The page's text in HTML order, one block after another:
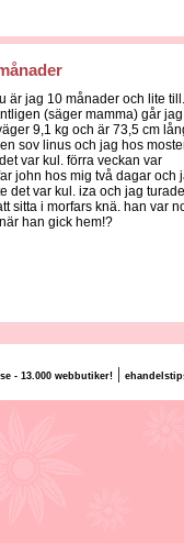
är jag 10 månader och lite till.
(säger mamma) går
9,1 kg och är 73,5 cm
sov linus och jag hos
var kul. förra veckan var
john hos mig två dagar och
det var kul. iza och jag
sitta i morfars knä. han var
han gick hem!?
- 13.000 webbutiker!|
Schyllert